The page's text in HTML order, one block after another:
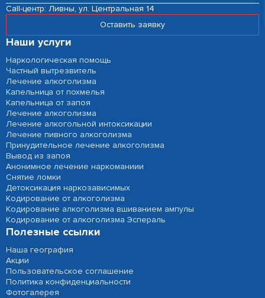
Сall-центр: Ливны, ул. Центральная 14
Оставить заявку
Наши услуги
Наркологическая помощь
Частный вытрезвитель
Лечение алкоголизма
Капельница от похмелья
Капельница от запоя
Лечение алкоголизма
Лечение алкогольной интоксикации
Лечение пивного алкоголизма
Принудительное лечение алкоголизма
Вывод из запоя
Анонимное лечение наркоманиии
Снятие ломки
Детоксикация наркозависимых
Кодирование от алкоголизма
Кодирование алкоголизма вшиванием ампулы
Кодирование от алкоголизма Эспераль
Полезные ссылки
Наша география
Акции
Пользовательское соглашение
Политика конфиденциальности
Фотогалерея